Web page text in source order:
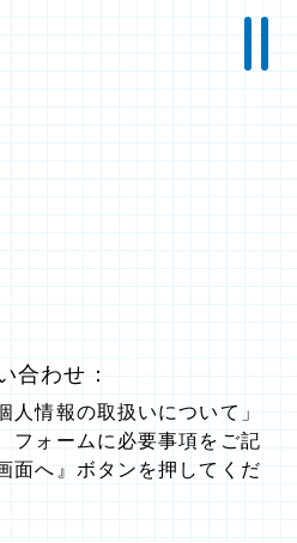
合わせ：
人情報の取扱いについて」
フォームに必要事項をご記
面へ』ボタンを押してくだ